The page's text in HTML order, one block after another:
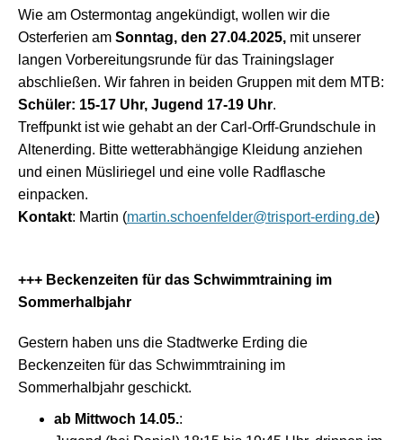
Wie am Ostermontag angekündigt, wollen wir die
Osterferien am Sonntag, den 27.04.2025, mit unserer
langen Vorbereitungsrunde für das Trainingslager
abschließen. Wir fahren in beiden Gruppen mit dem MTB:
Schüler: 15-17 Uhr, Jugend 17-19 Uhr.
Treffpunkt ist wie gehabt an der Carl-Orff-Grundschule in
Altenerding. Bitte wetterabhängige Kleidung anziehen
und einen Müsliriegel und eine volle Radflasche
einpacken.
Kontakt: Martin (martin.schoenfelder@trisport-erding.de)
+++ Beckenzeiten für das Schwimmtraining im
Sommerhalbjahr
Gestern haben uns die Stadtwerke Erding die
Beckenzeiten für das Schwimmtraining im
Sommerhalbjahr geschickt.
ab Mittwoch 14.05.: